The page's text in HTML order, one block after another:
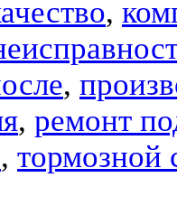
,
,
, ремонт
, тормозной